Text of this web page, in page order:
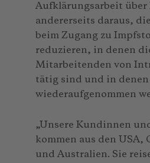
Aufklärungsarbeit
andererseits daraus,
beim Zugang zu
reduzieren, in denen
Mitarbeitenden von
tätig sind und in denen
wiederaufgenommen
„Unsere Kundinnen
kommen aus den
und Australien. Sie